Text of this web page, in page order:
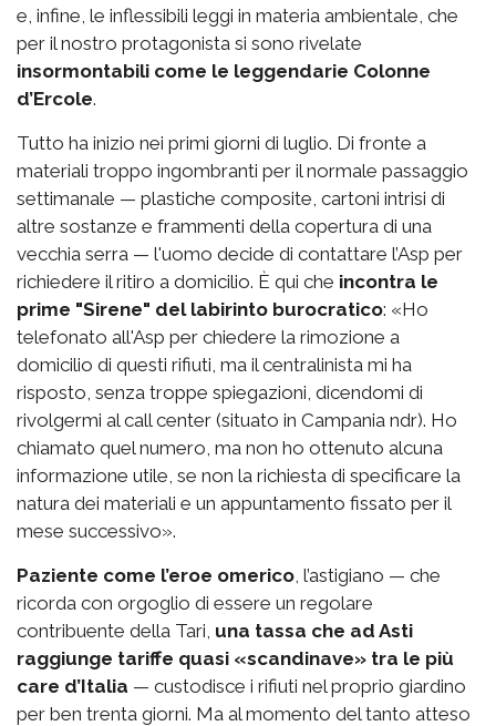
e, infine, le inflessibili leggi in materia ambientale, che
per il nostro protagonista si sono rivelate
insormontabili come le leggendarie Colonne
d’Ercole.
Tutto ha inizio nei primi giorni di luglio. Di fronte a
materiali troppo ingombranti per il normale passaggio
settimanale — plastiche composite, cartoni intrisi di
altre sostanze e frammenti della copertura di una
vecchia serra — l'uomo decide di contattare l’Asp per
richiedere il ritiro a domicilio. È qui che incontra le
prime "Sirene" del labirinto burocratico: «Ho
telefonato all'Asp per chiedere la rimozione a
domicilio di questi rifiuti, ma il centralinista mi ha
risposto, senza troppe spiegazioni, dicendomi di
rivolgermi al call center (situato in Campania ndr). Ho
chiamato quel numero, ma non ho ottenuto alcuna
informazione utile, se non la richiesta di specificare la
natura dei materiali e un appuntamento fissato per il
mese successivo».
Paziente come l’eroe omerico , l’astigiano — che
ricorda con orgoglio di essere un regolare
contribuente della Tari, una tassa che ad Asti
raggiunge tariffe quasi «scandinave» tra le più
care d’Italia — custodisce i rifiuti nel proprio giardino
per ben trenta giorni. Ma al momento del tanto atteso